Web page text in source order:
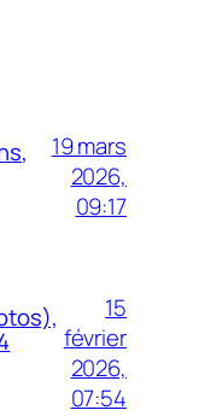
19 mars
2026,
09:17
15
février
2026,
07:54